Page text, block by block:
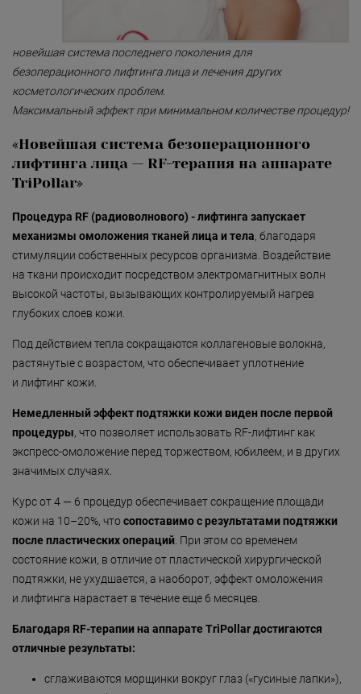
новейшая система последнего поколения для
безоперационного лифтинга лица и лечения других
косметологических проблем.
Максимальный эффект при минимальном количестве процедур!
«Новейшая система безоперационного
лифтинга лица — RF-терапия на аппарате
TriPollar»
Процедура RF (радиоволнового) - лифтинга запускает
механизмы омоложения тканей лица и тела, благодаря
стимуляции собственных ресурсов организма. Воздействие
на ткани происходит посредством электромагнитных волн
высокой частоты, вызывающих контролируемый нагрев
глубоких слоев кожи.
Под действием тепла сокращаются коллагеновые волокна,
растянутые с возрастом, что обеспечивает уплотнение
и лифтинг кожи.
Немедленный эффект подтяжки кожи виден после первой
процедуры, что позволяет использовать RF-лифтинг как
экспресс-омоложение перед торжеством, юбилеем, и в других
значимых случаях.
Курс от 4 — 6 процедур обеспечивает сокращение площади
кожи на 10–20%, что сопоставимо с результатами подтяжки
после пластических операций . При этом со временем
состояние кожи, в отличие от пластической хирургической
подтяжки, не ухудшается, а наоборот, эффект омоложения
и лифтинга нарастает в течение еще 6 месяцев.
Благодаря RF-терапиина аппарате TriPollar достигаются
отличные результаты:
сглаживаются морщинки вокруг глаз («гусиные лапки»),
«Beauty-ассорти»
«Леди Совершенство»
«Коруги»
«Секрет Красоты»
«Гармония»
«Mirific»
«Мануальная терапия»
«Остеопатия»
«Здоровая спина»
«Гранатовая
Безмятежность»
«Мудрость Тибета»
«SPA-отпуск в Тибете»
«Кедровый рай»
«Сибирское здоровье»
«SPAсение»